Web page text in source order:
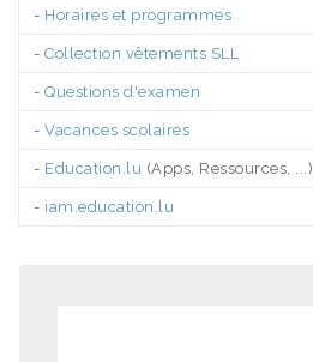
- Horaires et programmes
- Collection vêtements SLL
- Questions d'examen
- Vacances scolaires
- Education.lu (Apps, Ressources, ...)
- iam.education.lu